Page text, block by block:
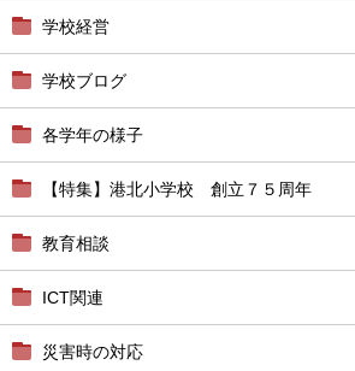
学校経営
学校ブログ
各学年の様子
【特集】港北小学校 創立７５周年
教育相談
ICT関連
災害時の対応